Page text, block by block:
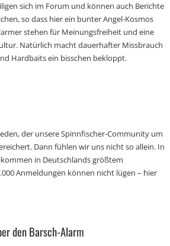
sich im Forum und können auch Berichte
so dass hier ein bunter Angel-Kosmos
stehen für Meinungsfreiheit und eine
Natürlich macht dauerhafter Missbrauch
Hardbaits ein bisschen bekloppt.
der unsere Spinnfischer-Community um
Dann fühlen wir uns nicht so allein. In
in Deutschlands größtem
Anmeldungen können nicht lügen – hier
den Barsch-Alarm